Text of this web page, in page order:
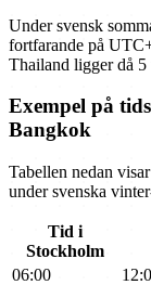
Under svensk
fortfarande på
Thailand ligger då
Exempel på
Bangkok
Tabellen nedan
under svenska
Tid i
Stockholm
06:00